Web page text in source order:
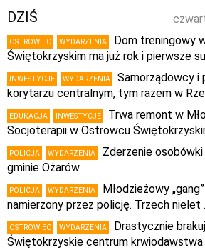
DZIŚ
OSTROWIEC WYDARZENIA
Dom treningowy
Świętokrzyskim ma już rok i pierwsze
INWESTYCJE WYDARZENIA
Samorządowcy i
korytarzu centralnym, tym razem w
EDUKACJA INWESTYCJE
Trwa remont w
Socjoterapii w Ostrowcu
POLICJA WYDARZENIA
Zderzenie
gminie Ożarów
POLICJA WYDARZENIA
Młodzieżowy
namierzony przez policję. Trzech nielet
OSTROWIEC WYDARZENIA
Drastycznie
Świętokrzyskie centrum krwiodawstwa